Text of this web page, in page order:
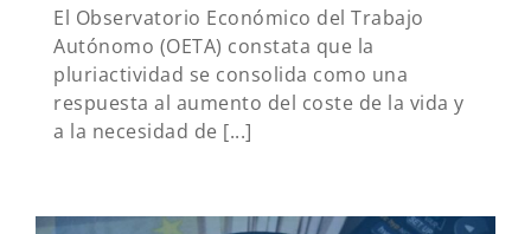
El Observatorio Económico del Trabajo
Autónomo (OETA) constata que la
pluriactividad se consolida como una
respuesta al aumento del coste de la vida y
a la necesidad de [...]